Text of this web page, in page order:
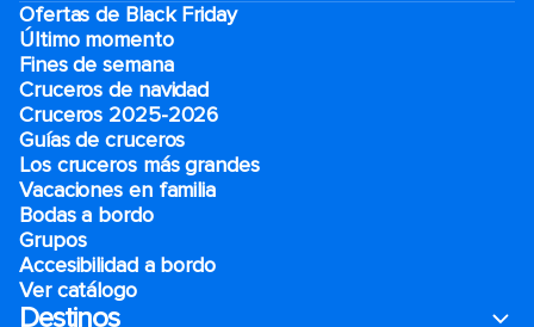
Ofertas de Black Friday
Último momento
Fines de semana
Cruceros de navidad
Cruceros 2025-2026
Guías de cruceros
Los cruceros más grandes
Vacaciones en familia
Bodas a bordo
Grupos
Accesibilidad a bordo
Ver catálogo
Destinos